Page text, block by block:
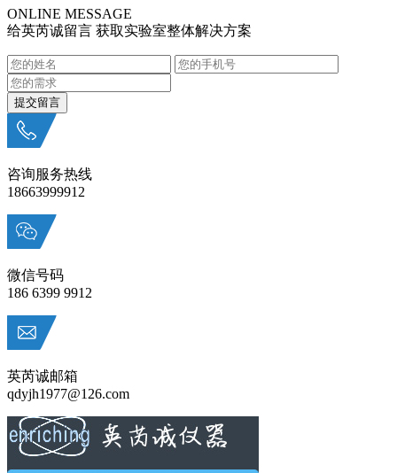
ONLINE MESSAGE
给英芮诚留言 获取实验室整体解决方案
咨询服务热线
18663999912
微信号码
186 6399 9912
英芮诚邮箱
qdyjh1977@126.com